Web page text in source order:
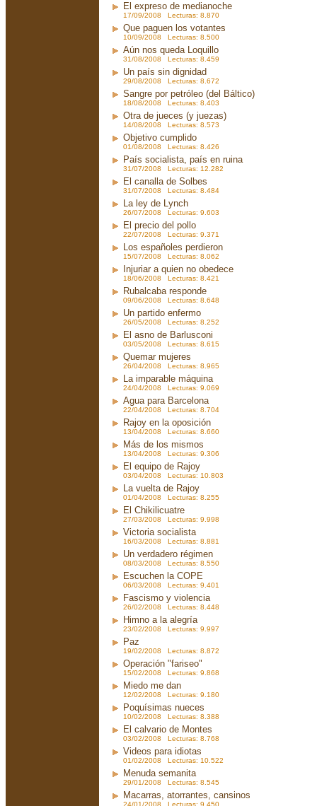
El expreso de medianoche
17/09/2008 Lecturas: 8.870
Que paguen los votantes
10/09/2008 Lecturas: 8.500
Aún nos queda Loquillo
31/08/2008 Lecturas: 8.459
Un país sin dignidad
29/08/2008 Lecturas: 8.672
Sangre por petróleo (del Báltico)
18/08/2008 Lecturas: 8.403
Otra de jueces (y juezas)
14/08/2008 Lecturas: 8.573
Objetivo cumplido
01/08/2008 Lecturas: 8.426
País socialista, país en ruina
31/07/2008 Lecturas: 12.282
El canalla de Solbes
31/07/2008 Lecturas: 8.484
La ley de Lynch
26/07/2008 Lecturas: 9.603
El precio del pollo
22/07/2008 Lecturas: 9.371
Los españoles perdieron
15/07/2008 Lecturas: 8.062
Injuriar a quien no obedece
18/06/2008 Lecturas: 8.421
Rubalcaba responde
09/06/2008 Lecturas: 8.648
Un partido enfermo
26/05/2008 Lecturas: 8.252
El asno de Barlusconi
03/05/2008 Lecturas: 8.615
Quemar mujeres
26/04/2008 Lecturas: 8.965
La imparable máquina
24/04/2008 Lecturas: 9.069
Agua para Barcelona
22/04/2008 Lecturas: 8.704
Rajoy en la oposición
13/04/2008 Lecturas: 8.660
Más de los mismos
13/04/2008 Lecturas: 9.306
El equipo de Rajoy
03/04/2008 Lecturas: 10.803
La vuelta de Rajoy
01/04/2008 Lecturas: 8.255
El Chikilicuatre
27/03/2008 Lecturas: 9.998
Victoria socialista
16/03/2008 Lecturas: 8.881
Un verdadero régimen
08/03/2008 Lecturas: 8.550
Escuchen la COPE
06/03/2008 Lecturas: 9.401
Fascismo y violencia
26/02/2008 Lecturas: 8.448
Himno a la alegría
23/02/2008 Lecturas: 9.997
Paz
19/02/2008 Lecturas: 8.872
Operación "fariseo"
15/02/2008 Lecturas: 9.868
Miedo me dan
12/02/2008 Lecturas: 9.180
Poquísimas nueces
10/02/2008 Lecturas: 8.388
El calvario de Montes
03/02/2008 Lecturas: 8.768
Videos para idiotas
01/02/2008 Lecturas: 10.522
Menuda semanita
29/01/2008 Lecturas: 8.545
Macarras, atorrantes, cansinos
24/01/2008 Lecturas: 9.450